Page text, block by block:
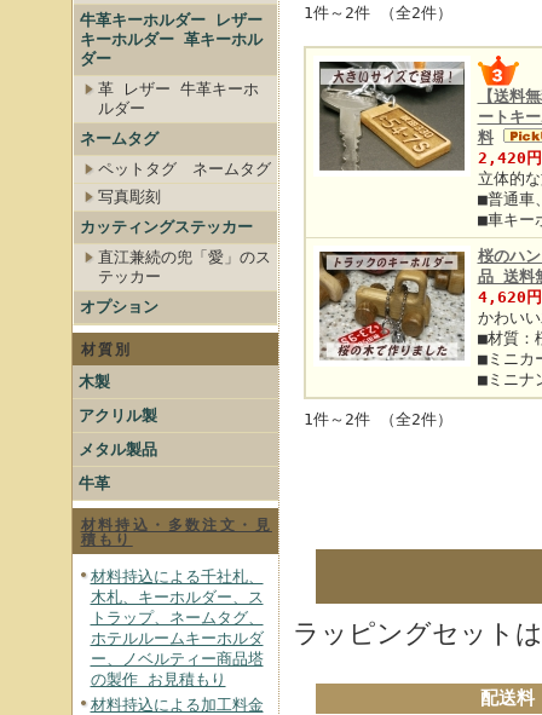
牛革キーホルダー レザー
キーホルダー 革キーホル
ダー
革 レザー 牛革キーホ
ルダー
ネームタグ
ペットタグ ネームタグ
写真彫刻
カッティングステッカー
直江兼続の兜「愛」のス
テッカー
オプション
材質別
木製
アクリル製
メタル製品
牛革
材料持込・多数注文・見
積もり
材料持込による千社札、
木札、キーホルダー、ス
トラップ、ネームタグ、
ホテルルームキーホルダ
ー、ノベルティー商品塔
の製作 お見積もり
材料持込による加工料金
1件～2件 （全2件）
【送料
ートキ
料
2,420
立体的
■普通車
■車キー
桜のハ
品 送料
4,620
かわい
■材質：
■ミニカ
■ミニナ
1件～2件 （全2件）
ラッピングセット
配送料